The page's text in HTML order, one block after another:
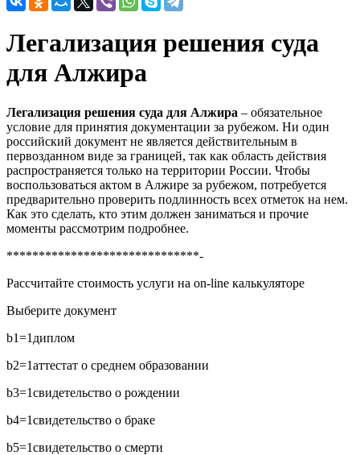
Легализация решения суда
для Алжира
Легализация решения суда для Алжира – обязательное
условие для принятия документации за рубежом. Ни один
российский документ не является действительным в
первозданном виде за границей, так как область действия
распространяется только на территории России. Чтобы
воспользоваться актом в Алжире за рубежом, потребуется
предварительно проверить подлинность всех отметок на нем.
Как это сделать, кто этим должен заниматься и прочие
моменты рассмотрим подробнее.
******************************-
Рассчитайте стоимость услуги на on-line калькуляторе
Выберите документ
b1=1 диплом
b2=1аттестат о среднем образовании
b3=1свидетельство о рождении
b4=1свидетельство о браке
b5=1свидетельство о смерти